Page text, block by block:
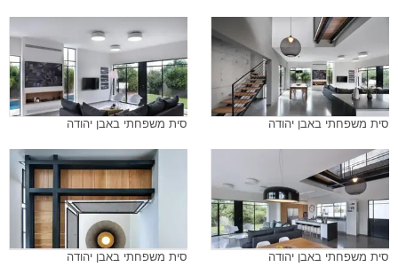
סית משפחתי באבן יהודה סית משפחתי באבן יהודה
סית משפחתי באבן יהודה סית משפחתי באבן יהודה